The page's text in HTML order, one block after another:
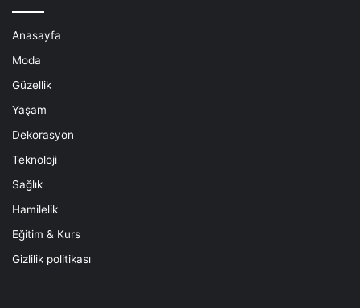
Anasayfa
Moda
Güzellik
Yaşam
Dekorasyon
Teknoloji
Sağlık
Hamilelik
Eğitim & Kurs
Gizlilik politikası